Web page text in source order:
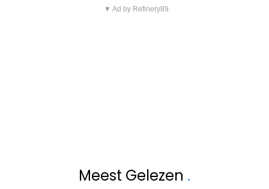
▼ Ad by Refinery89
Meest Gelezen .